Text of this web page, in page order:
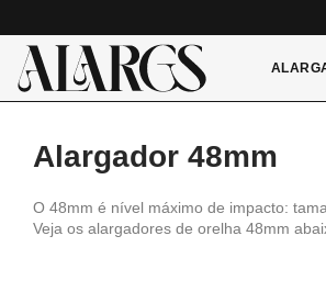
Alargador 48mm
O 48mm é nível máximo de impacto:
Veja os alargadores de orelha 48mm